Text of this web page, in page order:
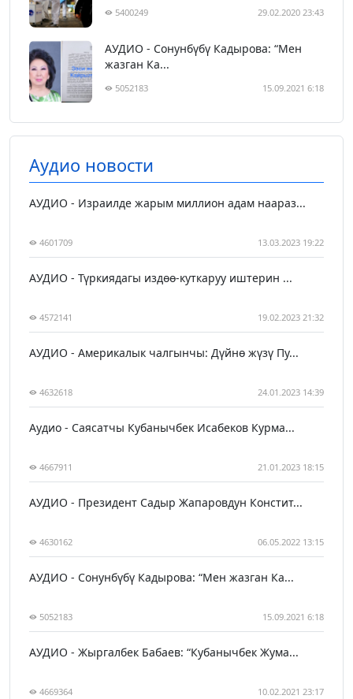
5400249 29.02.2020 23:43
АУДИО - Сонунбүбү Кадырова: “Мен
жазган Ка...
5052183 15.09.2021 6:18
Аудио новости
АУДИО - Израилде жарым миллион адам наараз...
4601709 13.03.2023 19:22
АУДИО - Түркиядагы издөө-куткаруу иштерин ...
4572141 19.02.2023 21:32
АУДИО - Америкалык чалгынчы: Дүйнө жүзү Пу...
4632618 24.01.2023 14:39
Аудио - Саясатчы Кубанычбек Исабеков Курма...
4667911 21.01.2023 18:15
АУДИО - Президент Садыр Жапаровдун Констит...
4630162 06.05.2022 13:15
АУДИО - Сонунбүбү Кадырова: “Мен жазган Ка...
5052183 15.09.2021 6:18
АУДИО - Жыргалбек Бабаев: “Кубанычбек Жума...
4669364 10.02.2021 23:17